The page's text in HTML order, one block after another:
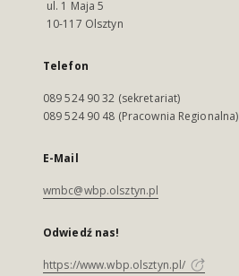
ul. 1 Maja 5
10-117 Olsztyn
Telefon
089 524 90 32 (sekretariat)
089 524 90 48 (Pracownia Regionalna)
E-Mail
wmbc@wbp.olsztyn.pl
Odwiedź nas!
https://www.wbp.olsztyn.pl/